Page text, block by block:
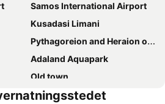
Samos International Airport
Kusadasi Limani
Pythagoreion and Heraion of Samos
Adaland Aquapark
Old town
Liberty and Freedom